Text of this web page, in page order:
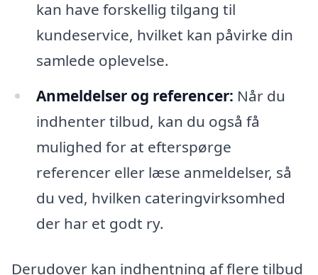
kan have forskellig tilgang til
kundeservice, hvilket kan påvirke din
samlede oplevelse.
Anmeldelser og referencer: Når du
indhenter tilbud, kan du også få
mulighed for at efterspørge
referencer eller læse anmeldelser, så
du ved, hvilken cateringvirksomhed
der har et godt ry.
Derudover kan indhentning af flere tilbud